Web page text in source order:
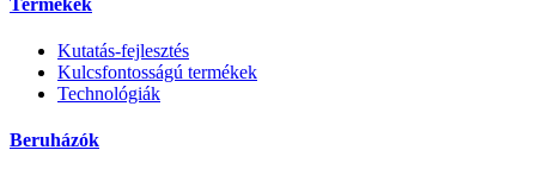
Kutatás-fejlesztés
Kulcsfontosságú termékek
Technológiák
Beruházók